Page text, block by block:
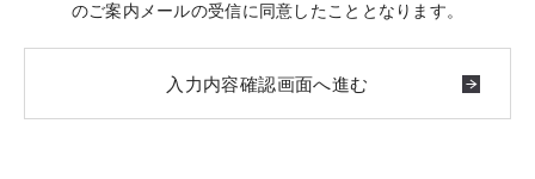
のご案内メールの受信に同意したこととなります。